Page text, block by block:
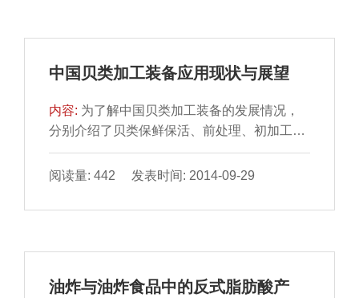
中国贝类加工装备应用现状与展望
内容: 为了解中国贝类加工装备的发展情况，
分别介绍了贝类保鲜保活、前处理、初加工、
精深加工和综合利用 装备的研究进展和应用现
状，总结了贝类...
阅读量: 442 发表时间: 2014-09-29
油炸与油炸食品中的反式脂肪酸产